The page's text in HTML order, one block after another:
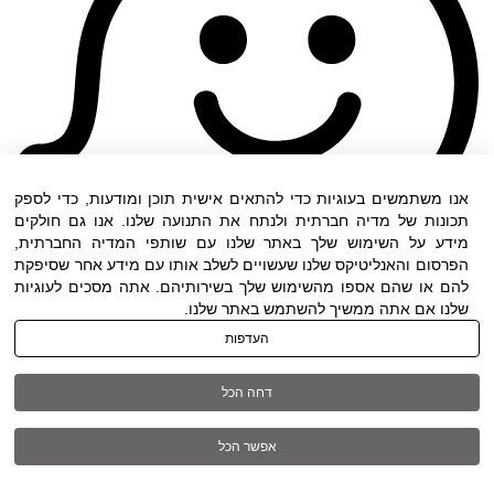
תנאי שימוש|הצהרת נגישות| כל הזכויות שמורות
ל DWO ©
אנו משתמשים בעוגיות כדי להתאים אישית תוכן ומודעות, כדי לספק
תכונות של מדיה חברתית ולנתח את התנועה שלנו. אנו גם חולקים
מידע על השימוש שלך באתר שלנו עם שותפי המדיה החברתית,
הפרסום והאנליטיקס שלנו שעשויים לשלב אותו עם מידע אחר שסיפקת
להם או שהם אספו מהשימוש שלך בשירותיהם. אתה מסכים לעוגיות
שלנו אם אתה ממשיך להשתמש באתר שלנו.
העדפות
דחה הכל
אפשר הכל